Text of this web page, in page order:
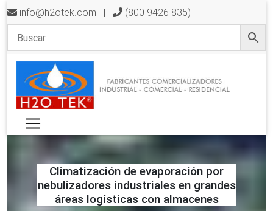
info@h2otek.com | (800 9426 835)
Climatización de evaporación por
nebulizadores industriales en grandes
áreas logísticas con almacenes